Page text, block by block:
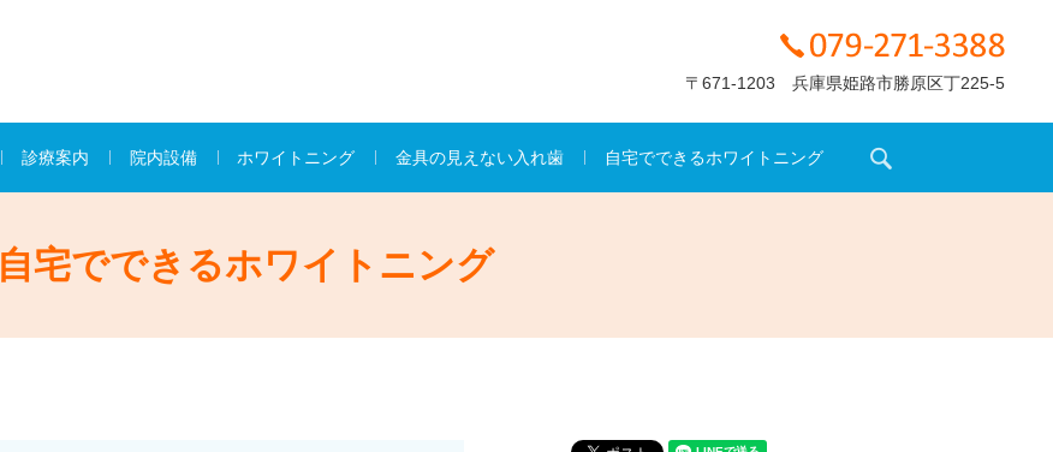
〒671-1203 兵庫県姫路市勝原区丁225-5
診療案内 院内設備 ホワイトニング 金具の見えない入れ歯 自宅でできるホワイトニング
自宅でできるホワイトニング